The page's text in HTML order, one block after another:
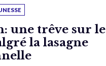
une trêve sur le
la lasagne